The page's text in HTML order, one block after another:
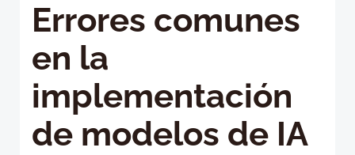
Errores comunes
en la
implementación
de modelos de IA